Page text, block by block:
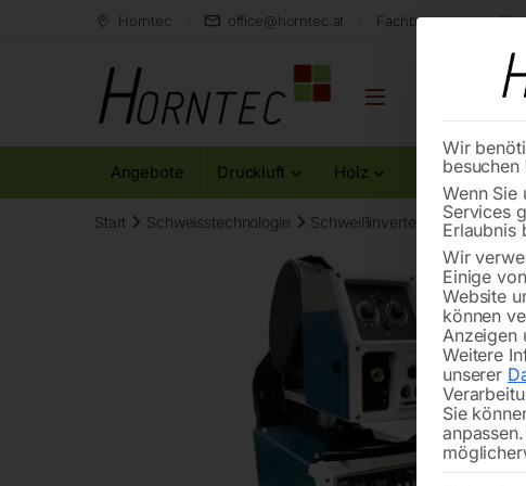
Horntec office@horntec.at Fachberatung aus
Angebote Druckluft Holz Metall
Start Schweisstechnologie Schweißinverter-Multifunktion
Wir
besuchen
Wenn Sie
Services
Erlaubnis
Wir
Einige
Website
können
Anzeigen
Weitere
unserer
Sie
anpassen.